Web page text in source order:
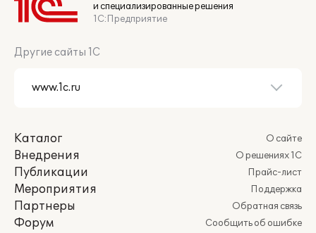
и специализированные решения
1С:Предприятие
Другие сайты 1С
Каталог
Внедрения
Публикации
Мероприятия
Партнеры
Форум
О сайте
О решениях 1С
Прайс-лист
Поддержка
Обратная связь
Сообщить об ошибке